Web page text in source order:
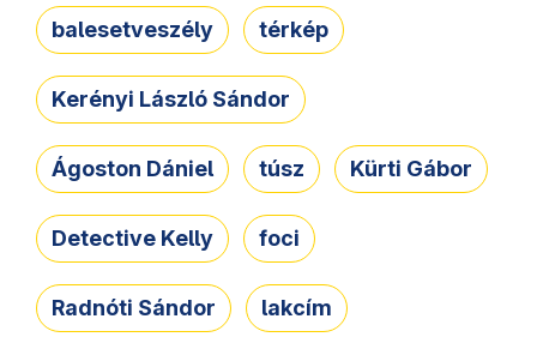
balesetveszély térkép
Kerényi László Sándor
Ágoston Dániel túsz Kürti Gábor
Detective Kelly foci
Radnóti Sándor lakcím